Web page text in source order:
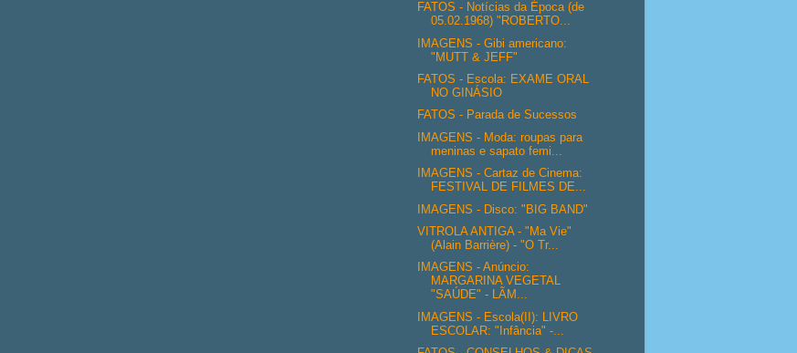
FATOS - Notícias da Época (de
05.02.1968) "ROBERTO...
IMAGENS - Gibi americano:
"MUTT & JEFF"
FATOS - Escola: EXAME ORAL
NO GINÁSIO
FATOS - Parada de Sucessos
IMAGENS - Moda: roupas para
meninas e sapato femi...
IMAGENS - Cartaz de Cinema:
FESTIVAL DE FILMES DE...
IMAGENS - Disco: "BIG BAND"
VITROLA ANTIGA - "Ma Vie"
(Alain Barrière) - "O Tr...
IMAGENS - Anúncio:
MARGARINA VEGETAL
"SAÚDE" - LÃM...
IMAGENS - Escola(II): LIVRO
ESCOLAR: "Infância" -...